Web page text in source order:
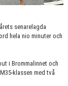
senarelagda
hela nio minuter och
i Brommalinnet och
klassen med två